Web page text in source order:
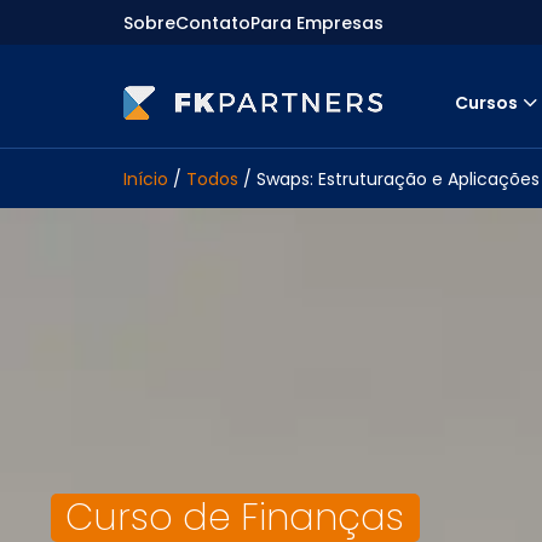
SobreContatoPara Empresas
Cursos
Preparatórios Nacionais
Internacionais
Início / Todos / Swaps: Estruturação e Aplicações
Curso de Finanças